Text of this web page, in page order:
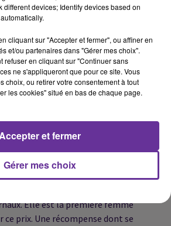
Salah Hamouri “doit pouvoir être
mener une vie normale à
franco palestinien dont la
a été renouvellée le mois
écouterons l’épouse de Salah
de transition par des "Assises
Elle est la première femme
ce prix. Une récompense dont se
different devices; Identify devices based on
cliquant sur "Accepter et fermer", ou affiner en
et/ou partenaires dans "Gérer mes choix".
refuser en cliquant sur "Continuer sans
ne s'appliqueront que pour ce site. Vous
choix, ou retirer votre consentement à tout
les cookies" situé en bas de chaque page.
Gérer mes choix
Accepter et fermer